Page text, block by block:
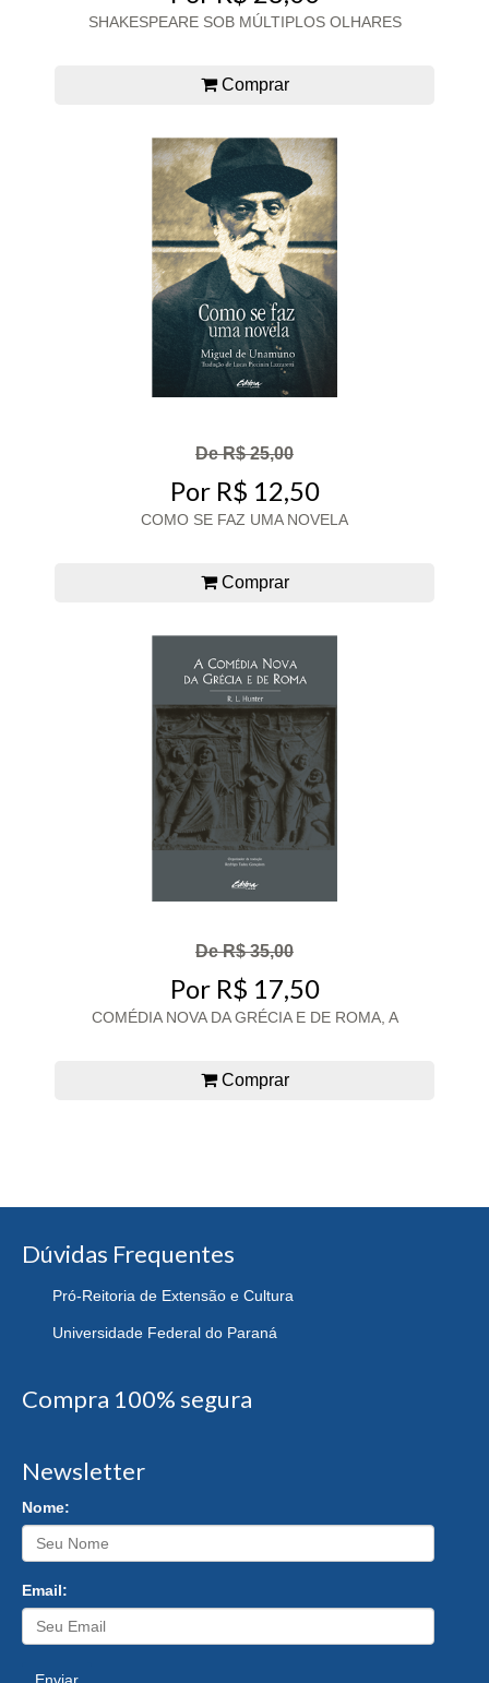
SHAKESPEARE SOB MÚLTIPLOS OLHARES
Comprar
De R$ 25,00
Por R$ 12,50
COMO SE FAZ UMA NOVELA
Comprar
De R$ 35,00
Por R$ 17,50
COMÉDIA NOVA DA GRÉCIA E DE ROMA, A
Comprar
Dúvidas Frequentes
Pró-Reitoria de Extensão e Cultura
Universidade Federal do Paraná
Compra 100% segura
Newsletter
Nome:
Email: